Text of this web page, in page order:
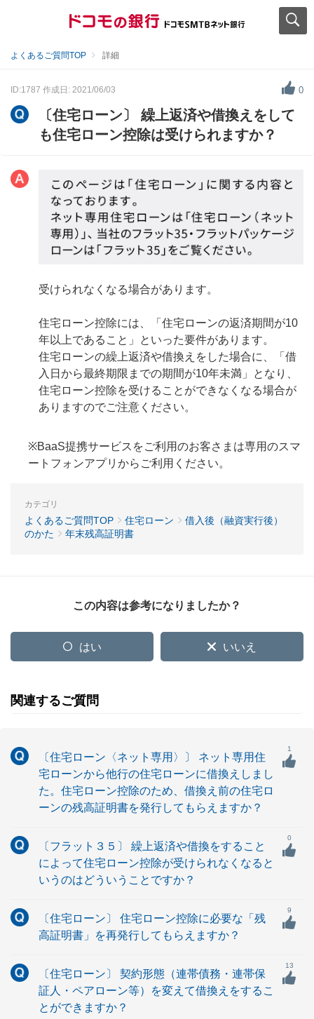
よくあるご質問TOP 詳細
ID:1787 作成日: 2021/06/03 0
〔住宅ローン〕 繰上返済や借換えをして
も住宅ローン控除は受けられますか？
受けられなくなる場合があります。
住宅ローン控除には、「住宅ローンの返済期間が10
年以上であること」といった要件があります。
住宅ローンの繰上返済や借換えをした場合に、「借
入日から最終期限までの期間が10年未満」となり、
住宅ローン控除を受けることができなくなる場合が
ありますのでご注意ください。
※BaaS提携サービスをご利用のお客さまは専用のスマ
ートフォンアプリからご利用ください。
カテゴリ
よくあるご質問TOP 住宅ローン
借入後（融資実行後）
のかた
年末残高証明書
この内容は参考になりましたか？
はい いいえ
関連するご質問
〔住宅ローン〈ネット専用〉〕 ネット専用住
宅ローンから他行の住宅ローンに借換えしまし
た。住宅ローン控除のため、借換え前の住宅ロ
ーンの残高証明書を発行してもらえますか？
1
〔フラット３５〕 繰上返済や借換をすること
によって住宅ローン控除が受けられなくなると
いうのはどういうことですか？
0
〔住宅ローン〕 住宅ローン控除に必要な「残
高証明書」を再発行してもらえますか？
9
〔住宅ローン〕 契約形態（連帯債務・連帯保
証人・ペアローン等）を変えて借換えをするこ
とができますか？
13